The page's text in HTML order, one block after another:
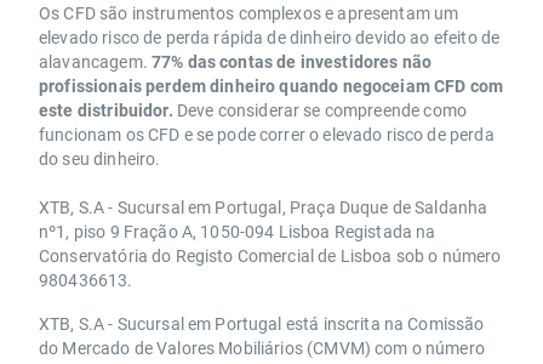
Os CFD são instrumentos complexos e apresentam um
elevado risco de perda rápida de dinheiro devido ao efeito de
alavancagem. 77% das contas de investidores não
profissionais perdem dinheiro quando negoceiam CFD com
este distribuidor. Deve considerar se compreende como
funcionam os CFD e se pode correr o elevado risco de perda
do seu dinheiro.
XTB, S.A - Sucursal em Portugal, Praça Duque de Saldanha
nº1, piso 9 Fração A, 1050-094 Lisboa Registada na
Conservatória do Registo Comercial de Lisboa sob o número
980436613.
XTB, S.A - Sucursal em Portugal está inscrita na Comissão
do Mercado de Valores Mobiliários (CMVM) com o número